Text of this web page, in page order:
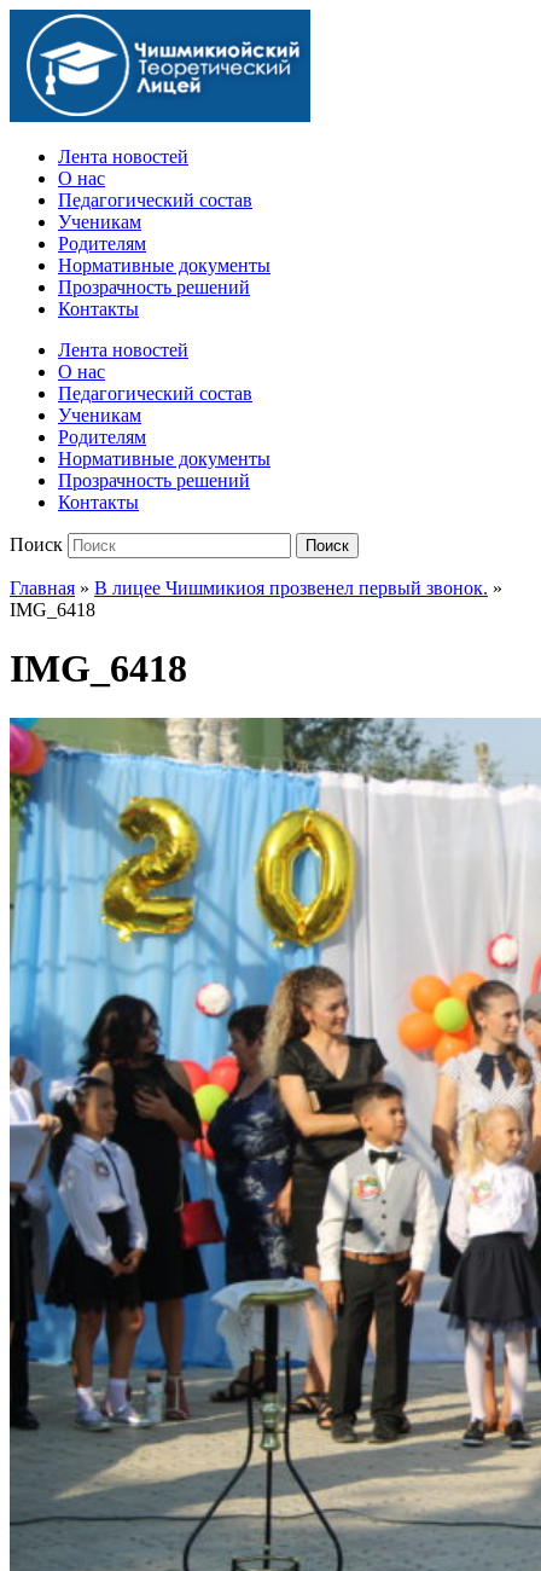
Официальный сайт учебного заведения
Лента новостей
О нас
Педагогический состав
Ученикам
Родителям
Нормативные документы
Прозрачность решений
Контакты
Лента новостей
О нас
Педагогический состав
Ученикам
Родителям
Нормативные документы
Прозрачность решений
Контакты
Поиск Поиск
Главная » В лицее Чишмикиоя прозвенел первый звонок. »
IMG_6418
IMG_6418